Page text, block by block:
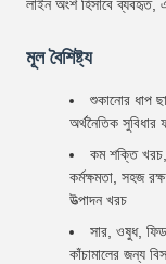
লাইন অংশ হিসাবে ব্যবহৃত,
মূল বৈশিষ্ট্য
শুকানোর ধাপ
অর্থনৈতিক
কম শক্তি খরচ,
কর্মক্ষমতা, সহজ
উত্পাদন খরচ
সার, ওষুধ,
কাঁচামালের জন্য